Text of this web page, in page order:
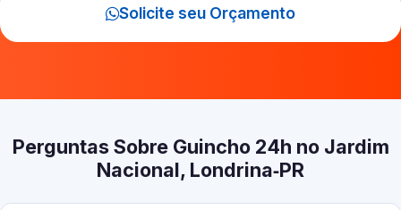
Solicite seu Orçamento
Perguntas Sobre Guincho 24h no Jardim
Nacional, Londrina‑PR